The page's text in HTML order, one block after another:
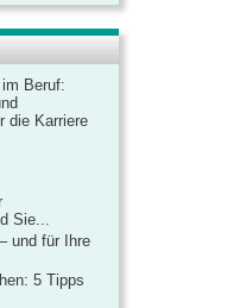
Beruf:
die Karriere
Sie...
und für Ihre
5 Tipps